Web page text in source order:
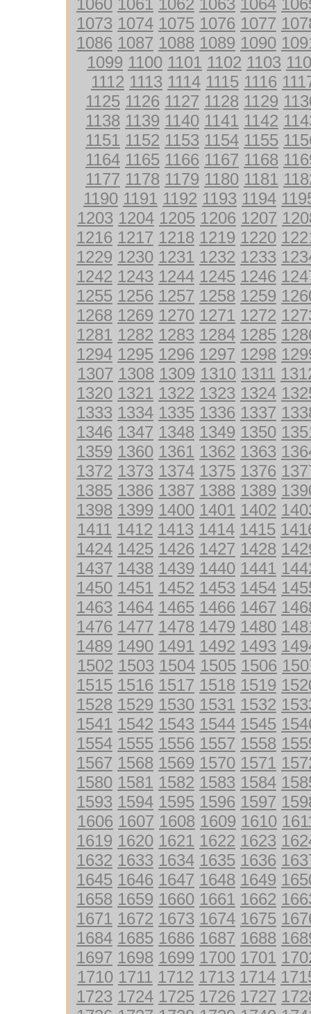
1060 1061 1062 1063 1064
1073 1074 1075 1076 1077
1086 1087 1088 1089 1090
1099 1100 1101 1102 1103
1112 1113 1114 1115 1116
1125 1126 1127 1128 1129
1138 1139 1140 1141 1142
1151 1152 1153 1154 1155
1164 1165 1166 1167 1168
1177 1178 1179 1180 1181
1190 1191 1192 1193 1194
1203 1204 1205 1206 1207
1216 1217 1218 1219 1220
1229 1230 1231 1232 1233
1242 1243 1244 1245 1246
1255 1256 1257 1258 1259
1268 1269 1270 1271 1272
1281 1282 1283 1284 1285
1294 1295 1296 1297 1298
1307 1308 1309 1310 1311
1320 1321 1322 1323 1324
1333 1334 1335 1336 1337
1346 1347 1348 1349 1350
1359 1360 1361 1362 1363
1372 1373 1374 1375 1376
1385 1386 1387 1388 1389
1398 1399 1400 1401 1402
1411 1412 1413 1414 1415
1424 1425 1426 1427 1428
1437 1438 1439 1440 1441
1450 1451 1452 1453 1454
1463 1464 1465 1466 1467
1476 1477 1478 1479 1480
1489 1490 1491 1492 1493
1502 1503 1504 1505 1506
1515 1516 1517 1518 1519
1528 1529 1530 1531 1532
1541 1542 1543 1544 1545
1554 1555 1556 1557 1558
1567 1568 1569 1570 1571
1580 1581 1582 1583 1584
1593 1594 1595 1596 1597
1606 1607 1608 1609 1610
1619 1620 1621 1622 1623
1632 1633 1634 1635 1636
1645 1646 1647 1648 1649
1658 1659 1660 1661 1662
1671 1672 1673 1674 1675
1684 1685 1686 1687 1688
1697 1698 1699 1700 1701
1710 1711 1712 1713 1714
1723 1724 1725 1726 1727